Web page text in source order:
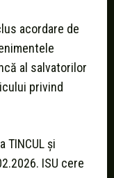
acordare de
al salvatorilor
privind
TINCUL și
ISU cere